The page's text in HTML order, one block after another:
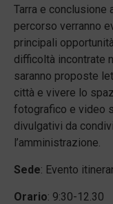
Tarra e conclusione
percorso verranno
principali
difficoltà incontrate
saranno proposte
città e vivere lo
fotografico e video
divulgativi da
l’amministrazione.
Sede: Evento
Orario: 9:30-12.30